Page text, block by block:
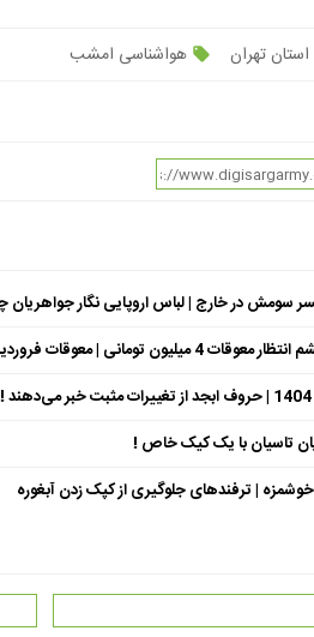
تهران هواشناسی امشب
سومش در خارج | لباس اروپایی نگار جواهریان
حقوق بازنشستگان کی واریز می شود ؟
تاسیان با یک کیک خاص !
| ترفندهای جلوگیری از کپک زدن آبغوره